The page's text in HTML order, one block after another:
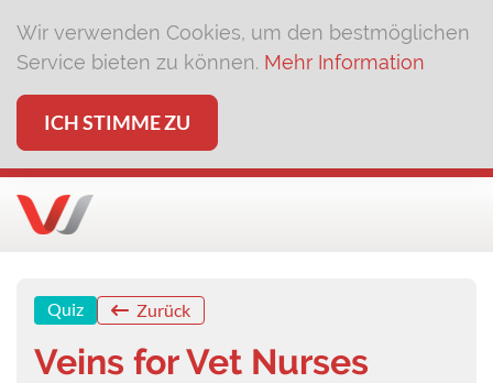
Wir verwenden Cookies, um den bestmöglichen
Service bieten zu können. Mehr Information
ICH STIMME ZU
Quiz Zurück
Veins for Vet Nurses